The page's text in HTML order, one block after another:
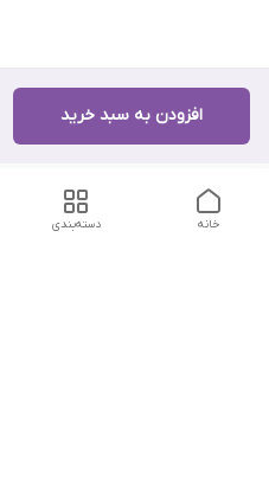
افزودن به سبد خرید
دسته‌بندی خانه